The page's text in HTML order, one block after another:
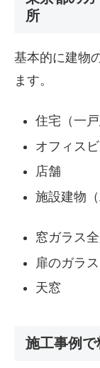
所
基本的に建物
ます。
住宅（一
オフィス
店舗
施設建物
窓ガラス
扉のガラス
天窓
施工事例